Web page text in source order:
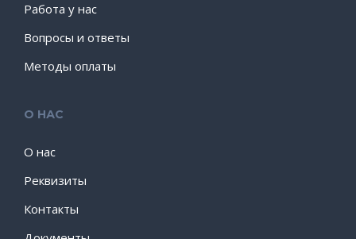
Работа у нас
Вопросы и ответы
Методы оплаты
О НАС
О нас
Реквизиты
Контакты